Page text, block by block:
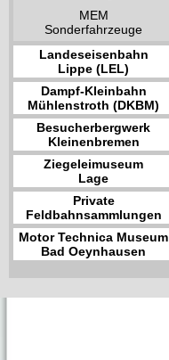
MEM
Sonderfahrzeuge
Landeseisenbahn
Lippe (LEL)
Dampf-Kleinbahn
Mühlenstroth (DKBM)
Besucherbergwerk
Kleinenbremen
Ziegeleimuseum
Lage
Private
Feldbahnsammlungen
Motor Technica Museum
Bad Oeynhausen